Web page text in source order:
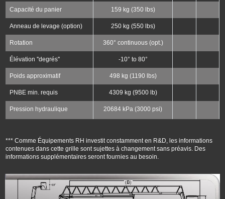
Capacité du panier 159 kg (350 lbs)
Anneau de levage (option) 250 kg (550 lbs)
Rotation 360° continuous (opt.)
Élévation ''degrés'' -10° to 80°
Poids approximatif 498 kg (1190 lbs)
PNBE min. requis 4309 kg (9500 lb)
Pression hydraulique 20684 kPa (3000 psi)
*** Comme Équipements RH investit constamment en R&D, les informations
contenues dans cette grille sont sujettes à changement sans préavis. Des
informations supplémentaires seront fournies au besoin.